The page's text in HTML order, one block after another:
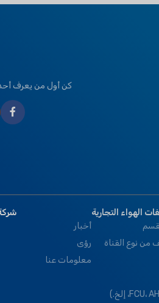
الحالة الطبيعية T1
كن أول من يعرف
الهواء التجارية
نوع القناة
أخبار
رؤى
معلومات عنا